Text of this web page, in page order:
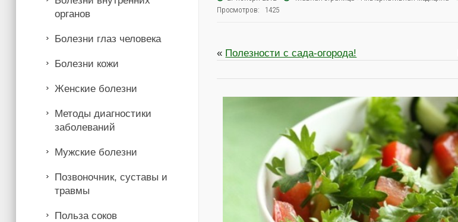
Просмотров: 1425
« Полезности с сада-огорода!
органов
Болезни глаз человека
Болезни кожи
Женские болезни
Методы диагностики
заболеваний
Мужские болезни
Позвоночник, суставы и
травмы
Польза соков